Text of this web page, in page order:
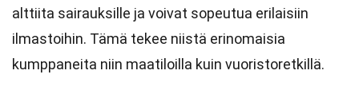
alttiita sairauksille ja voivat sopeutua erilaisiin
ilmastoihin. Tämä tekee niistä erinomaisia
kumppaneita niin maatiloilla kuin vuoristoretkillä.